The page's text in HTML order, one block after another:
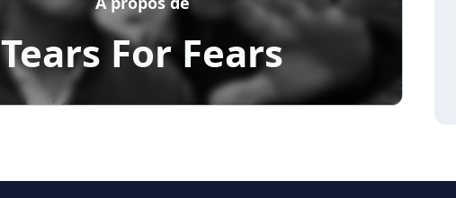
Tears For Fears